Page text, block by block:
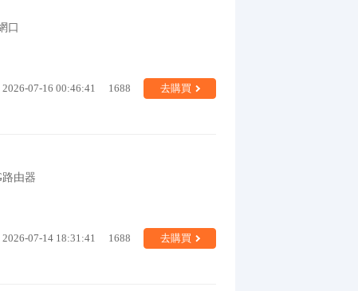
口
2026-07-16 00:46:41 1688 去購買
由器
2026-07-14 18:31:41 1688 去購買